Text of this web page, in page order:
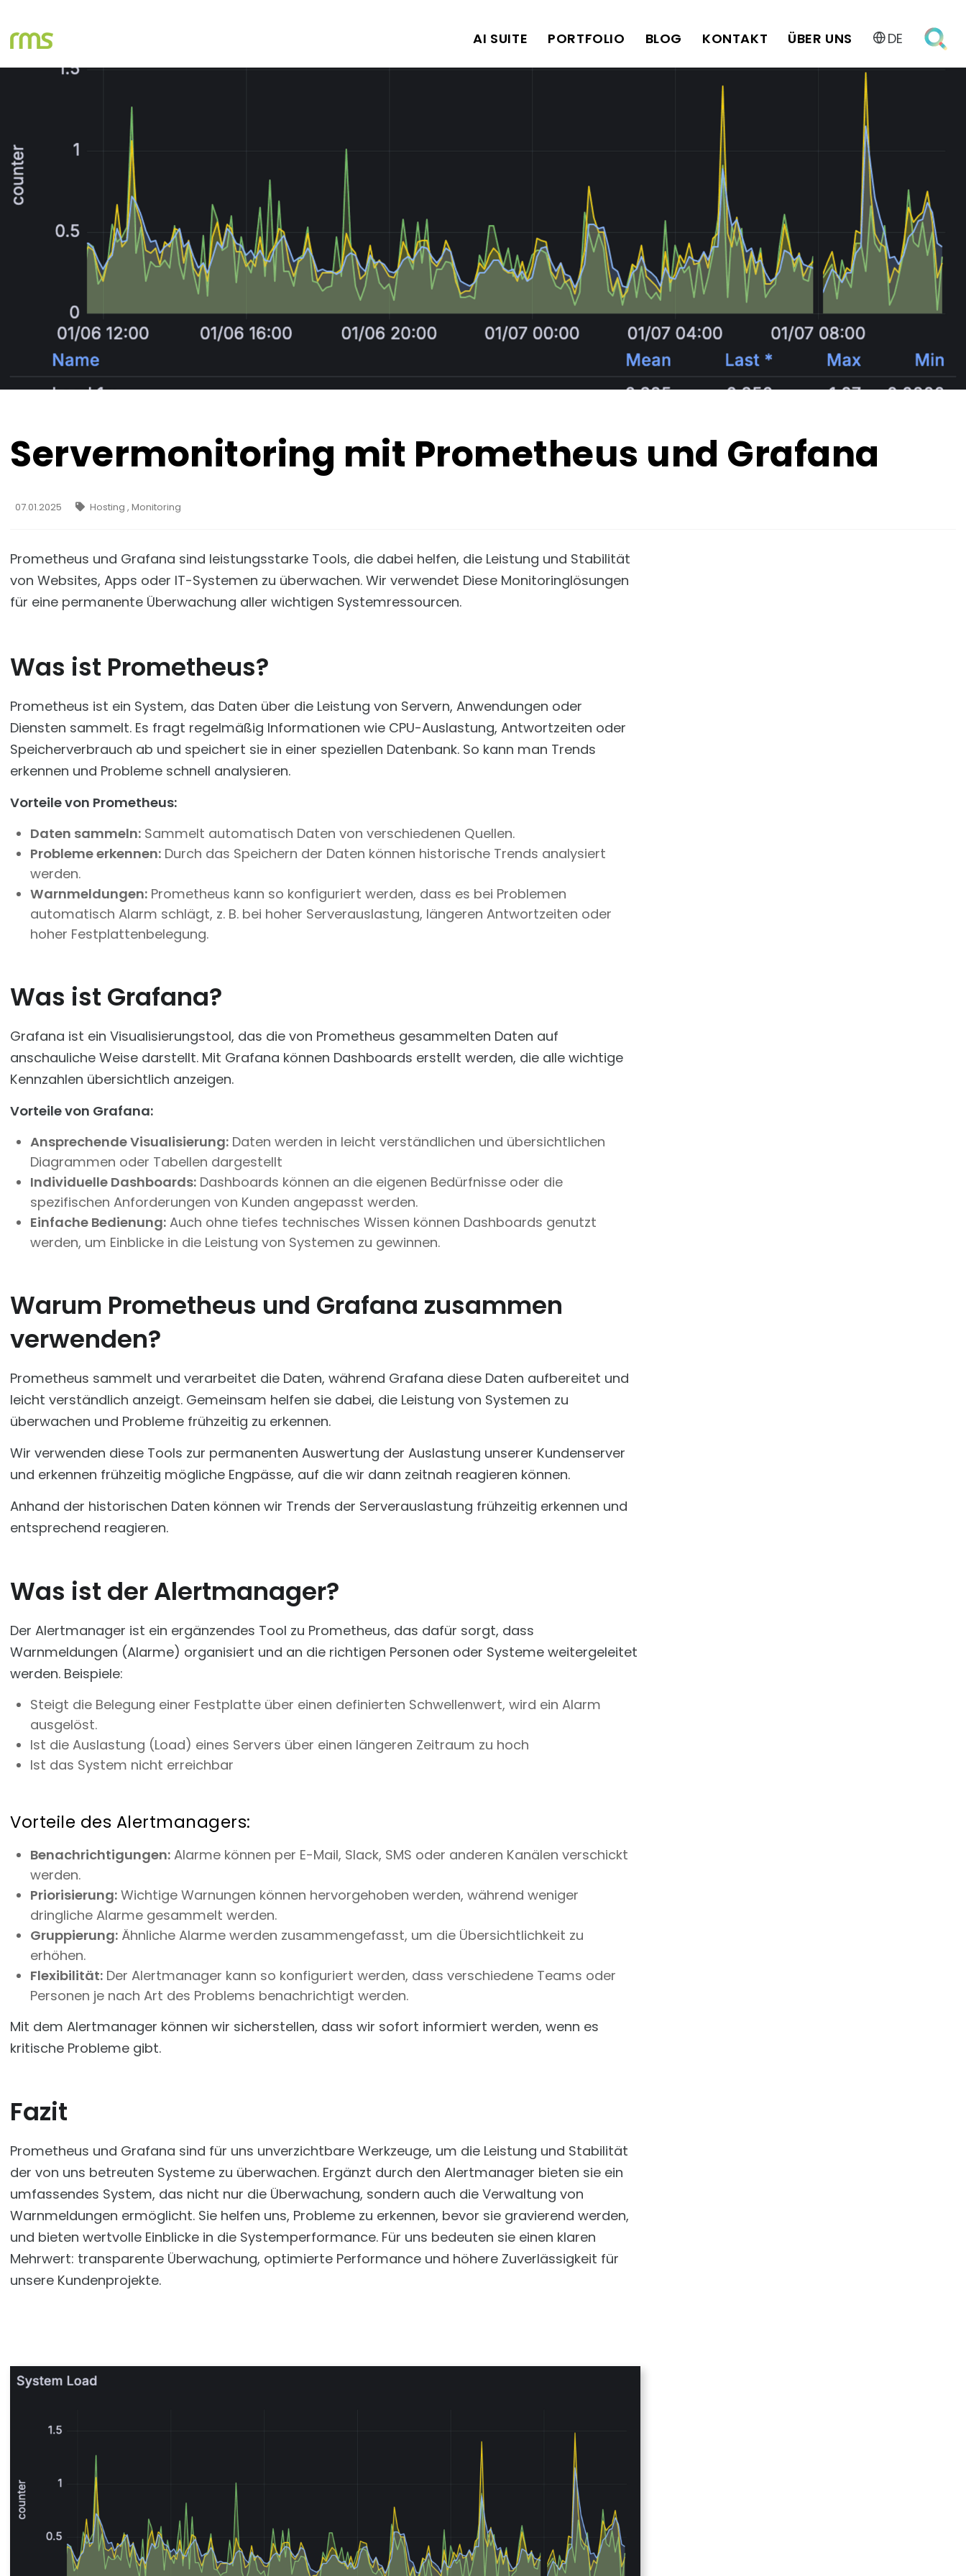
DE
AI SUITE PORTFOLIO BLOG KONTAKT ÜBER UNS
Servermonitoring mit Prometheus und Grafana
07.01.2025 Hosting , Monitoring
Prometheus und Grafana sind leistungsstarke Tools, die dabei helfen, die Leistung und Stabilität
von Websites, Apps oder IT-Systemen zu überwachen. Wir verwendet Diese Monitoringlösungen
für eine permanente Überwachung aller wichtigen Systemressourcen.
Was ist Prometheus?
Prometheus ist ein System, das Daten über die Leistung von Servern, Anwendungen oder
Diensten sammelt. Es fragt regelmäßig Informationen wie CPU-Auslastung, Antwortzeiten oder
Speicherverbrauch ab und speichert sie in einer speziellen Datenbank. So kann man Trends
erkennen und Probleme schnell analysieren.
Vorteile von Prometheus:
Daten sammeln: Sammelt automatisch Daten von verschiedenen Quellen.
Probleme erkennen: Durch das Speichern der Daten können historische Trends analysiert
werden.
Warnmeldungen: Prometheus kann so konfiguriert werden, dass es bei Problemen
automatisch Alarm schlägt, z. B. bei hoher Serverauslastung, längeren Antwortzeiten oder
hoher Festplattenbelegung.
Was ist Grafana?
Grafana ist ein Visualisierungstool, das die von Prometheus gesammelten Daten auf
anschauliche Weise darstellt. Mit Grafana können Dashboards erstellt werden, die alle wichtige
Kennzahlen übersichtlich anzeigen.
Vorteile von Grafana:
Ansprechende Visualisierung: Daten werden in leicht verständlichen und übersichtlichen
Diagrammen oder Tabellen dargestellt
Individuelle Dashboards: Dashboards können an die eigenen Bedürfnisse oder die
spezifischen Anforderungen von Kunden angepasst werden.
Einfache Bedienung: Auch ohne tiefes technisches Wissen können Dashboards genutzt
werden, um Einblicke in die Leistung von Systemen zu gewinnen.
Warum Prometheus und Grafana zusammen
verwenden?
Prometheus sammelt und verarbeitet die Daten, während Grafana diese Daten aufbereitet und
leicht verständlich anzeigt. Gemeinsam helfen sie dabei, die Leistung von Systemen zu
überwachen und Probleme frühzeitig zu erkennen.
Wir verwenden diese Tools zur permanenten Auswertung der Auslastung unserer Kundenserver
und erkennen frühzeitig mögliche Engpässe, auf die wir dann zeitnah reagieren können.
Anhand der historischen Daten können wir Trends der Serverauslastung frühzeitig erkennen und
entsprechend reagieren.
Was ist der Alertmanager?
Der Alertmanager ist ein ergänzendes Tool zu Prometheus, das dafür sorgt, dass
Warnmeldungen (Alarme) organisiert und an die richtigen Personen oder Systeme weitergeleitet
werden. Beispiele:
Steigt die Belegung einer Festplatte über einen definierten Schwellenwert, wird ein Alarm
ausgelöst.
Ist die Auslastung (Load) eines Servers über einen längeren Zeitraum zu hoch
Ist das System nicht erreichbar
Vorteile des Alertmanagers:
Benachrichtigungen: Alarme können per E-Mail, Slack, SMS oder anderen Kanälen verschickt
werden.
Priorisierung: Wichtige Warnungen können hervorgehoben werden, während weniger
dringliche Alarme gesammelt werden.
Gruppierung: Ähnliche Alarme werden zusammengefasst, um die Übersichtlichkeit zu
erhöhen.
Flexibilität: Der Alertmanager kann so konfiguriert werden, dass verschiedene Teams oder
Personen je nach Art des Problems benachrichtigt werden.
Mit dem Alertmanager können wir sicherstellen, dass wir sofort informiert werden, wenn es
kritische Probleme gibt.
Fazit
Prometheus und Grafana sind für uns unverzichtbare Werkzeuge, um die Leistung und Stabilität
der von uns betreuten Systeme zu überwachen. Ergänzt durch den Alertmanager bieten sie ein
umfassendes System, das nicht nur die Überwachung, sondern auch die Verwaltung von
Warnmeldungen ermöglicht. Sie helfen uns, Probleme zu erkennen, bevor sie gravierend werden,
und bieten wertvolle Einblicke in die Systemperformance. Für uns bedeuten sie einen klaren
Mehrwert: transparente Überwachung, optimierte Performance und höhere Zuverlässigkeit für
unsere Kundenprojekte.